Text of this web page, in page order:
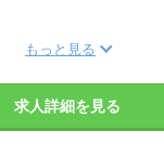
もっと見る
求人詳細を見る